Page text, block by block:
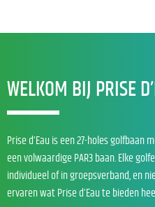
WELKOM BIJ PRISE
Prise d’Eau is een 27-holes
een volwaardige PAR3 baan. Elke
individueel of in groepsverband, en
ervaren wat Prise d’Eau te bieden